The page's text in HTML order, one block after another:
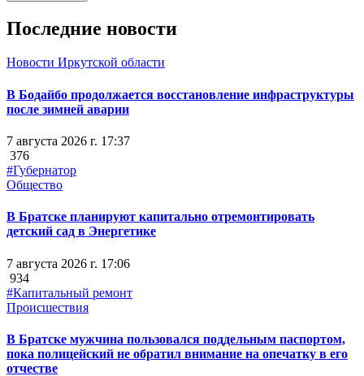
Последние новости
Новости Иркутской области
В Бодайбо продолжается восстановление инфраструктуры
после зимней аварии
7 августа 2026 г. 17:37
376
#Губернатор
Общество
В Братске планируют капитально отремонтировать
детский сад в Энергетике
7 августа 2026 г. 17:06
934
#Капитальный ремонт
Происшествия
В Братске мужчина пользовался поддельным паспортом,
пока полицейский не обратил внимание на опечатку в его
отчестве